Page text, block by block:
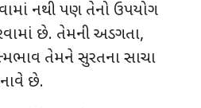
નથી પણ તેનો ઉપયોગ
છે. તેમની અડગતા,
તેમને સુરતના સાચા
છે.